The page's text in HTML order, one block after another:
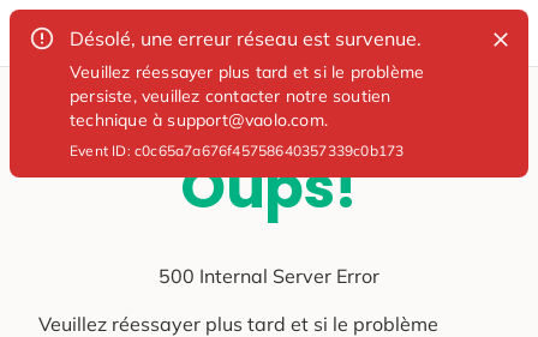
Désolé, une erreur réseau est survenue.
Veuillez réessayer plus tard et si le problème
persiste, veuillez contacter notre soutien
technique à support@vaolo.com.
Event ID:c0c65a7a676f45758640357339c0b173
Oups!
500 Internal Server Error
Veuillez réessayer plus tard et si le problème